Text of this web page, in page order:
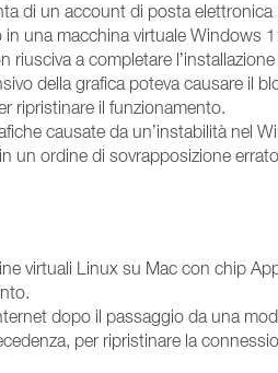
di un account di posta elettronica
una macchina virtuale Windows
a completare
della grafica poteva causare il
ripristinare il funzionamento.
causate da un’instabilità nel
un ordine di sovrapposizione
virtuali Linux su Mac con chip
dopo il passaggio da una
per ripristinare la